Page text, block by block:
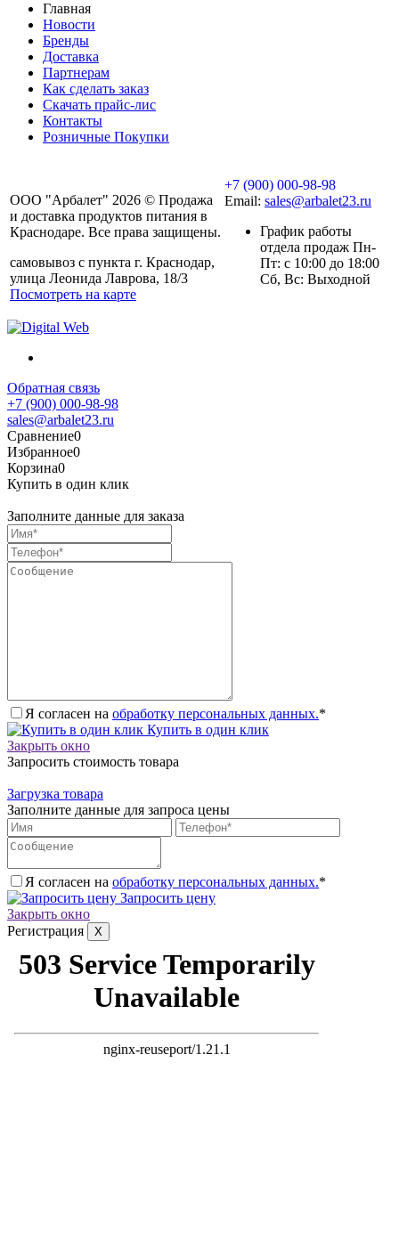
Главная
Новости
Бренды
Доставка
Партнерам
Как сделать заказ
Скачать прайс-лис
Контакты
Розничные Покупки
ООО "Арбалет" 2026 © Продажа
и доставка продуктов питания в
Краснодаре. Все права защищены.
самовывоз с пункта г. Краснодар,
улица Леонида Лаврова, 18/3
Посмотреть на карте
+7 (900) 000-98-98
Email: sales@arbalet23.ru
График работы
отдела продаж Пн-
Пт: с 10:00 до 18:00
Сб, Вс: Выходной
Обратная связь
+7 (900) 000-98-98
sales@arbalet23.ru
Сравнение0
Избранное0
Корзина0
Купить в один клик
Заполните данные для заказа
Я согласен на обработку персональных данных.*
Купить в один клик
Закрыть окно
Запросить стоимость товара
Загрузка товара
Заполните данные для запроса цены
Я согласен на обработку персональных данных.*
Запросить цену
Закрыть окно
Регистрация
X